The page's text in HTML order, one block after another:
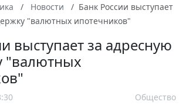
Новости
Банк России выступает
"валютных ипотечников"
выступает за адресную
"валютных
Общество